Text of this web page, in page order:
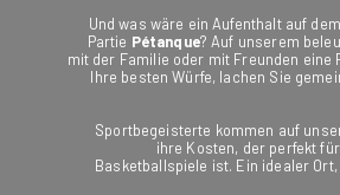
Und was wäre ein Aufenthalt auf
Partie Pétanque? Auf unserem
mit der Familie oder mit Freunden eine
Ihre besten Würfe, lachen Sie
Sportbegeisterte kommen auf
ihre Kosten, der perfekt
Basketballspiele ist. Ein idealer